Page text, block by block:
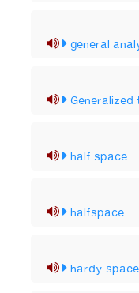
general
half space
halfspace
hardy space